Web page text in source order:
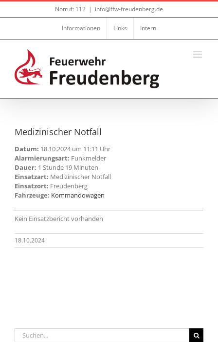
Zum
Notruf: 112 | info@ffw-freudenberg.de
Informationen Links Intern
Medizinischer Notfall
Datum: 18.10.2024 um 11:11 Uhr
Alarmierungsart: Funkmelder
Dauer: 1 Stunde 19 Minuten
Einsatzart: Medizinischer Notfall
Einsatzort: Freudenberg
Fahrzeuge: Kommandowagen
Kein Einsatzbericht vorhanden
18.10.2024
Suche